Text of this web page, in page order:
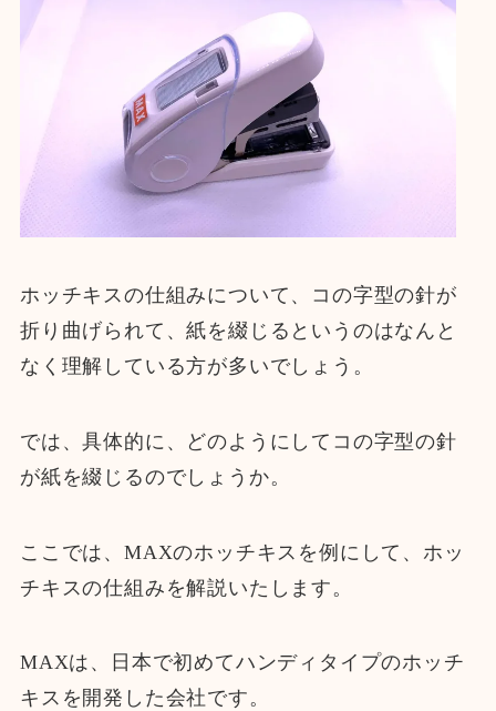
ホッチキスの仕組みについて、コの字型の針が
折り曲げられて、紙を綴じるというのはなんと
なく理解している方が多いでしょう。
では、具体的に、どのようにしてコの字型の針
が紙を綴じるのでしょうか。
ここでは、MAXのホッチキスを例にして、ホッ
チキスの仕組みを解説いたします。
MAXは、日本で初めてハンディタイプのホッチ
キスを開発した会社です。